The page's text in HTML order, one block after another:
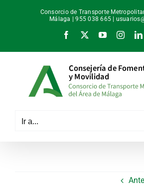
Consorcio de Transporte
Málaga | 955 038 665 |
Facebook
X YouTube
Ir a...